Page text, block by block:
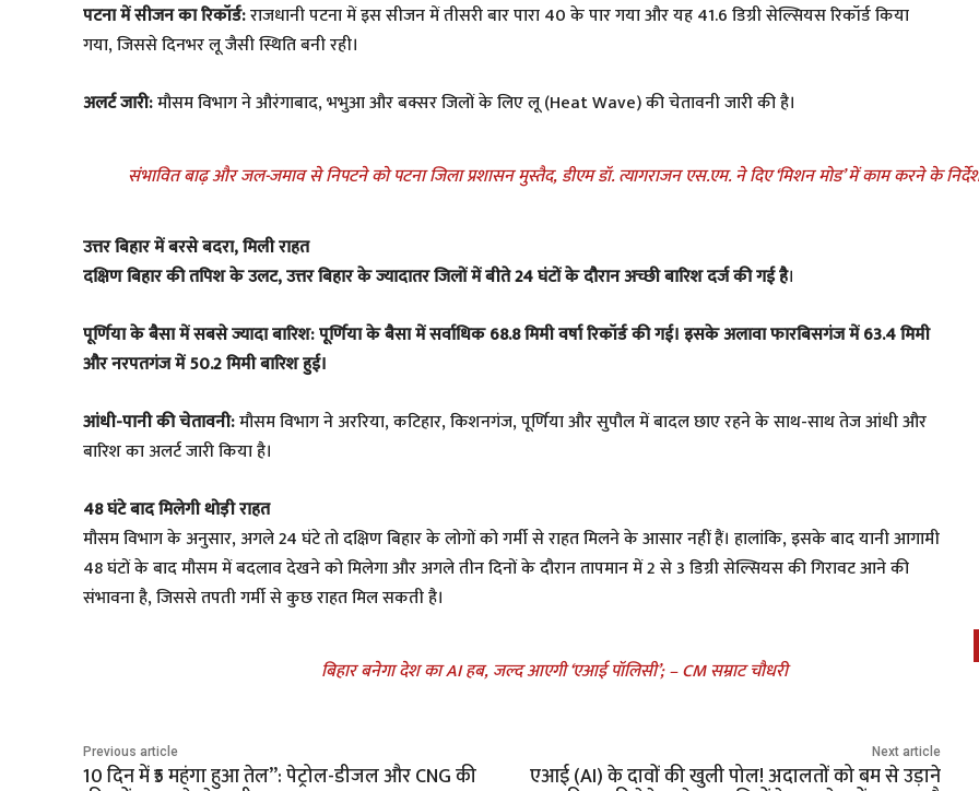
पटना में सीजन का रिकॉर्ड:राजधानी पटना में इस सीजन में तीसरी बार पारा 40 के पार गया और यह 41.6 डिग्री सेल्सियस रिकॉर्ड किया
गया, जिससे दिनभर लू जैसी स्थिति बनी रही।
अलर्ट जारी:मौसम विभाग ने औरंगाबाद, भभुआ और बक्सर जिलों के लिए लू (Heat Wave) की चेतावनी जारी की है।
संभावित बाढ़ और जल-जमाव से निपटने को पटना जिला प्रशासन मुस्तैद, डीएम डॉ. त्यागराजन एस.एम. ने दिए ‘मिशन मोड’ में काम करने के
उत्तर बिहार में बरसे बदरा, मिली राहत
दक्षिण बिहार की तपिश के उलट, उत्तर बिहार के ज्यादातर जिलों में बीते 24 घंटों के दौरान अच्छी बारिश दर्ज की गई है।
पूर्णिया के बैसा में सबसे ज्यादा बारिश: पूर्णिया के बैसा में सर्वाधिक 68.8 मिमी वर्षा रिकॉर्ड की गई। इसके अलावा फारबिसगंज में 63.4 मिमी
और नरपतगंज में 50.2 मिमी बारिश हुई।
आंधी-पानी की चेतावनी:मौसम विभाग ने अररिया, कटिहार, किशनगंज, पूर्णिया और सुपौल में बादल छाए रहने के साथ-साथ तेज आंधी और
बारिश का अलर्ट जारी किया है।
48 घंटे बाद मिलेगी थोड़ी राहत
मौसम विभाग के अनुसार, अगले 24 घंटे तो दक्षिण बिहार के लोगों को गर्मी से राहत मिलने के आसार नहीं हैं। हालांकि, इसके बाद यानी आगामी
48 घंटों के बाद मौसम में बदलाव देखने को मिलेगा और अगले तीन दिनों के दौरान तापमान में 2 से 3 डिग्री सेल्सियस की गिरावट आने की
संभावना है, जिससे तपती गर्मी से कुछ राहत मिल सकती है।
बिहार बनेगा देश का AI हब, जल्द आएगी ‘एआई पॉलिसी’; – CM सम्राट चौधरी
Previous article
10 दिन में ₹5 महंगा हुआ तेल”: पेट्रोल-डीजल और CNG की
Next article
एआई (AI) के दावों की खुली पोल! अदालतों को बम से उड़ाने